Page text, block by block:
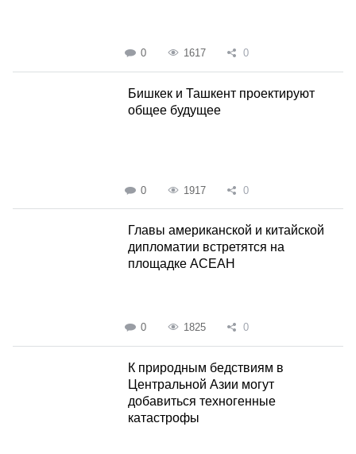
0 1617 0
Бишкек и Ташкент проектируют
общее будущее
0 1917 0
Главы американской и китайской
дипломатии встретятся на
площадке АСЕАН
0 1825 0
К природным бедствиям в
Центральной Азии могут
добавиться техногенные
катастрофы